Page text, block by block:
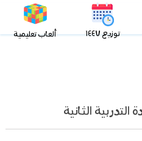
توزيع ١٤٤٧ ألعاب تعليمية